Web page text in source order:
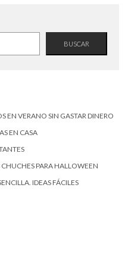
BUSCAR
EN VERANO SIN GASTAR DINERO
EN CASA
CHUCHES PARA HALLOWEEN
IDEAS FÁCILES